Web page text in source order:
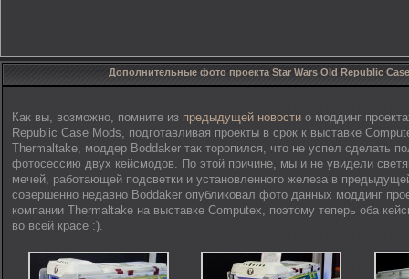
Дополнительные фото проекта Star Wars Old Republic
Как вы, возможно, помните из предыдущей новости о моддинг
Republic Case Mods, подготавливая проекты в срок к выставке
Thermaltake, моддер Boddaker так торопился, что не успел сделать
фотосессию двух кейсмодов. По этой причине, мы и не увидели
мечей, работающей подсветки и установленного железа в
совершенно недавно Boddaker опубликовал фото данных моддинг
компании Thermaltake на выставке Computex, поэтому теперь оба
во всей красе :).